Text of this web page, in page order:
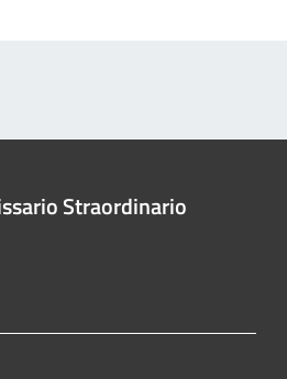
Straordinario